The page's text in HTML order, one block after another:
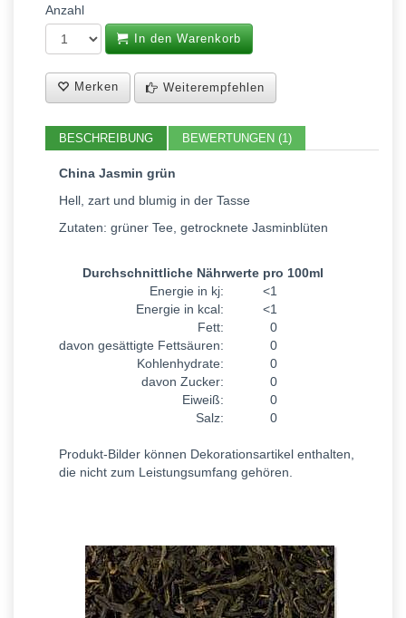
Anzahl
In den Warenkorb
Merken Weiterempfehlen
BESCHREIBUNG BEWERTUNGEN (1)
China Jasmin grün
Hell, zart und blumig in der Tasse
Zutaten: grüner Tee, getrocknete Jasminblüten
Durchschnittliche Nährwerte pro 100ml
Energie in kj:
<1
Energie in kcal:
<1
Fett:
0
davon gesättigte Fettsäuren:
0
Kohlenhydrate:
0
davon Zucker:
0
Eiweiß:
0
Salz:
0
Produkt-Bilder können Dekorationsartikel enthalten,
die nicht zum Leistungsumfang gehören.